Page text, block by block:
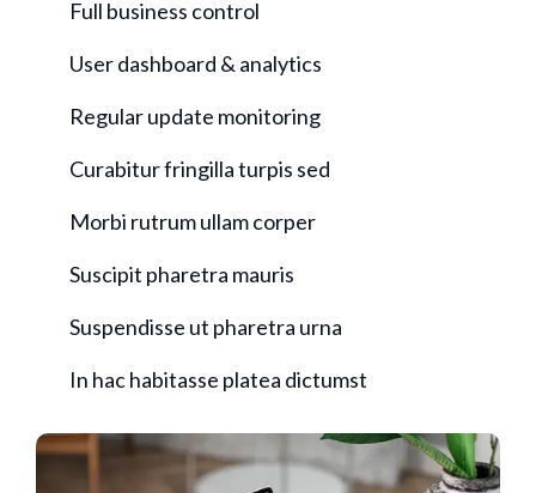
Full business control
User dashboard & analytics
Regular update monitoring
Curabitur fringilla turpis sed
Morbi rutrum ullam corper
Suscipit pharetra mauris
Suspendisse ut pharetra urna
In hac habitasse platea dictumst